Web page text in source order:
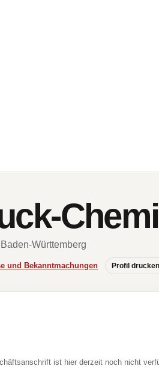
Württemberg
und Bekanntmachungen Profil drucken
ist hier derzeit noch nicht